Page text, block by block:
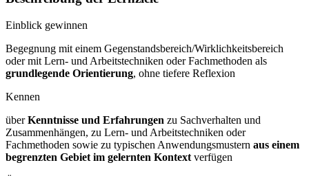
Einblick gewinnen
Begegnung mit einem Gegenstandsbereich/Wirklichkeitsbereich
oder mit Lern- und Arbeitstechniken oder Fachmethoden als
grundlegende Orientierung, ohne tiefere Reflexion
Kennen
überKenntnisse und Erfahrungen zu Sachverhalten und
Zusammenhängen, zu Lern- und Arbeitstechniken oder
Fachmethoden sowie zu typischen Anwendungsmustern aus einem
begrenzten Gebiet im gelernten Kontext verfügen